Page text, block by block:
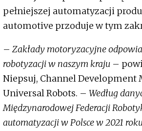
pełniejszej automatyzacji
automotive przoduje w tym
– Zakłady motoryzacyjne
robotyzacji w naszym kraju –
Niepsuj, Channel Development
Universal Robots. – Według
Międzynarodowej Federacji
automatyzacji w Polsce w 2021